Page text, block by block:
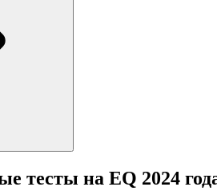
тесты на EQ 2024